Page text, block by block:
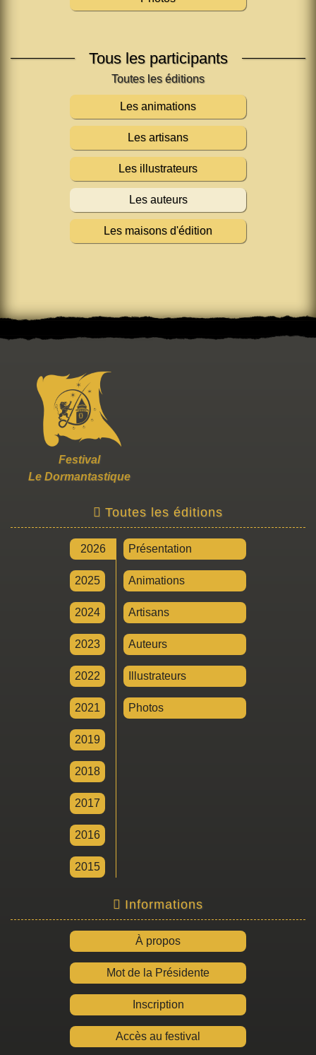
Tous les participants
Les animations
Les artisans
Les illustrateurs
Les auteurs
Les maisons d'édition
Festival
Le Dormantastique
Toutes les éditions
2026
2025
2024
2023
2022
2021
2019
2018
2017
2016
2015
Présentation
Animations
Artisans
Auteurs
Illustrateurs
Photos
Informations
À propos
Mot de la Présidente
Inscription
Accès au festival